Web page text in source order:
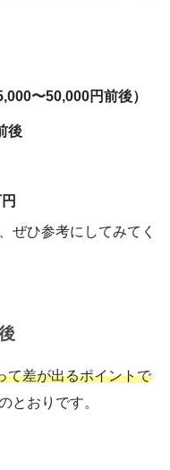
〜50,000円前後）
後
ぜひ参考にしてみてく
て差が出るポイントで
とおりです。